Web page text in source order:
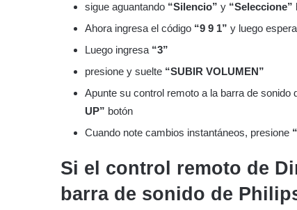
sigue aguantando “Silencio” y “Seleccione”
Ahora ingresa el código “9 9 1” y luego
Luego ingresa “3”
presione y suelte “SUBIR VOLUMEN”
Apunte su control remoto a la barra de
UP” botón
Cuando note cambios instantáneos, presione
Si el control remoto de
barra de sonido de